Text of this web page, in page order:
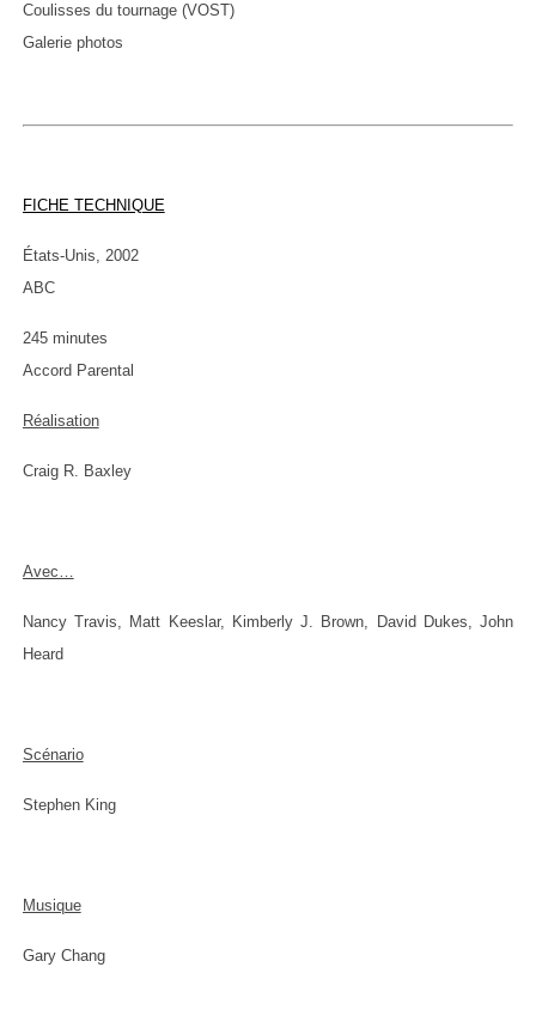
Coulisses du tournage (VOST)
Galerie photos
FICHE TECHNIQUE
États-Unis, 2002
ABC
245 minutes
Accord Parental
Réalisation
Craig R. Baxley
Avec…
Nancy Travis, Matt Keeslar, Kimberly J. Brown, David Dukes, John
Heard
Scénario
Stephen King
Musique
Gary Chang